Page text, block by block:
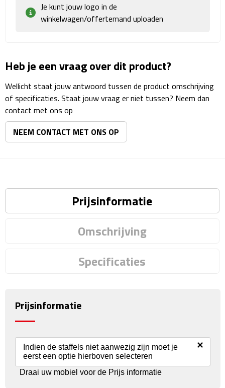
Reizen
Opbergtasjes
Koffersloten
Bagageweegschalen
Bagageriemen
Auto luchtverfrissers
Auto onderhoud
Auto organizers
Je kunt jouw logo in de
winkelwagen/offertemand uploaden
Heb je een vraag over dit product?
Wellicht staat jouw antwoord tussen de product omschrijving
of specificaties. Staat jouw vraag er niet tussen? Neem dan
contact met ons op
NEEM CONTACT MET ONS OP
Prijsinformatie
Omschrijving
Specificaties
Prijsinformatie
Indien de staffels niet aanwezig zijn moet je
eerst een optie hierboven selecteren
×
Draai uw mobiel voor de Prijs informatie